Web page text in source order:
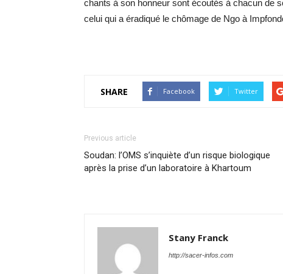
chants à son honneur sont écoutés à chacun de
celui qui a éradiqué le chômage de Ngo à
SHARE Facebook Twitter
Previous article
Soudan: l’OMS s’inquiète d’un risque biologique
après la prise d’un laboratoire à Khartoum
Stany Franck
http://sacer-infos.com